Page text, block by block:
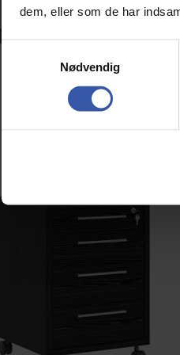
dem, eller som de har
v
Nødvendig